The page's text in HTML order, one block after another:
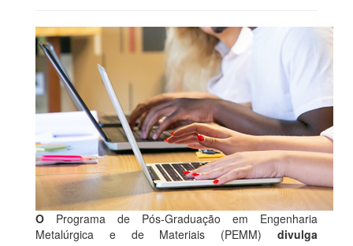
O
Programa de Pós-Graduação em Engenharia
Metalúrgica e de Materiais (PEMM) divulga